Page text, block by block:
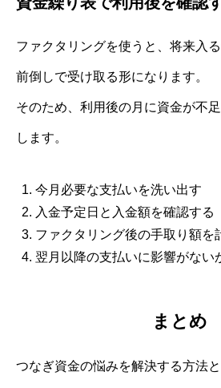
ファクタリングを使うと、将来入
前倒しで受け取る形になります。
そのため、利用後の月に資金が不
します。
今月必要な支払いを洗い出す
入金予定日と入金額を確認する
ファクタリング後の手取り額を
翌月以降の支払いに影響がない
まとめ
つなぎ資金の悩みを解決する方法